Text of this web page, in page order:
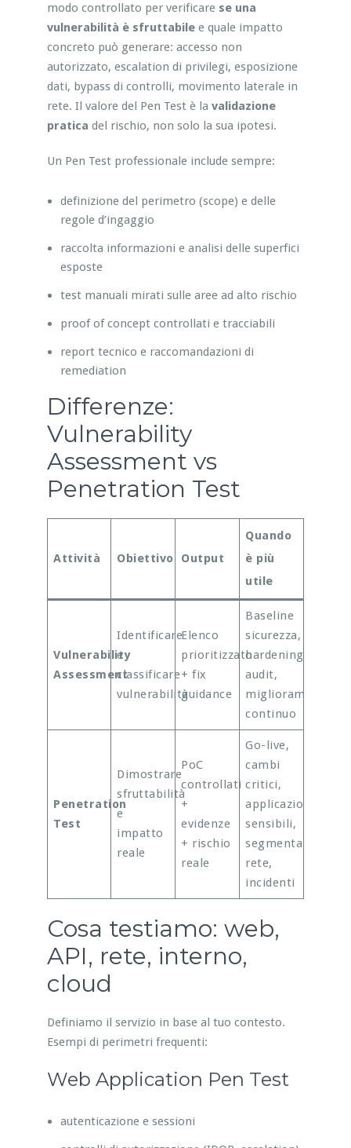
modo controllato per verificare se una
vulnerabilità è sfruttabilee quale impatto
concreto può generare: accesso non
autorizzato, escalation di privilegi, esposizione
dati, bypass di controlli, movimento laterale in
rete. Il valore del Pen Test è la validazione
pratica del rischio, non solo la sua ipotesi.
Un Pen Test professionale include sempre:
definizione del perimetro (scope) e delle
regole d’ingaggio
raccolta informazioni e analisi delle superfici
esposte
test manuali mirati sulle aree ad alto rischio
proof of concept controllati e tracciabili
report tecnico e raccomandazioni di
remediation
Differenze:
Vulnerability
Assessment vs
Penetration Test
Attività Obiettivo Output
Quando
è più
utile
Vulnerability
Assessment
Identificare
e
classificare
vulnerabilità
Elenco
prioritizzato
+ fix
guidance
Baseline
sicurezza,
hardening,
audit,
miglioramento
continuo
Penetration
Test
Dimostrare
sfruttabilità
e
impatto
reale
PoC
controllati
+
evidenze
+ rischio
reale
Go-live,
cambi
critici,
applicazioni
sensibili,
segmentazione
rete,
incidenti
Cosa testiamo: web,
API, rete, interno,
cloud
Definiamo il servizio in base al tuo contesto.
Esempi di perimetri frequenti:
Web Application Pen Test
autenticazione e sessioni